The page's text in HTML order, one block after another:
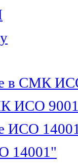
в СМК
ИСО
ИСО
14001"